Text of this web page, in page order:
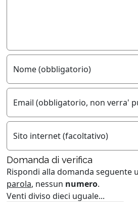
Nome (obbligatorio)
Email (obbligatorio, non verra'
Sito internet (facoltativo)
Domanda di verifica
Rispondi alla domanda seguente
parola, nessun numero.
Venti diviso dieci uguale...